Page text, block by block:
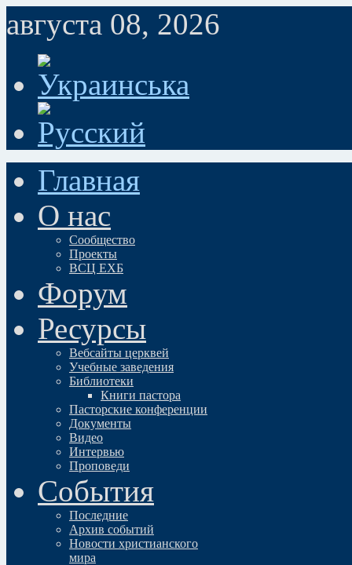
августа 08, 2026
Главная
О нас
Сообщество
Проекты
ВСЦ ЕХБ
Форум
Ресурсы
Вебсайты церквей
Учебные заведения
Библиотеки
Книги пастора
Пасторские конференции
Документы
Видео
Интервью
Проповеди
События
Последние
Архив событий
Новости христианского
мира